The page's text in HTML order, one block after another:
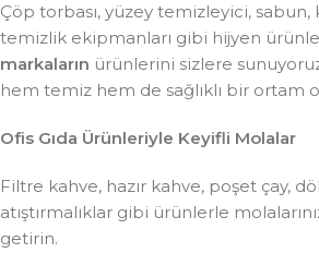
Çöp torbası, yüzey temizleyici, sabun,
temizlik ekipmanları gibi hijyen
markaların ürünlerini sizlere
hem temiz hem de sağlıklı bir ortam
Ofis Gıda Ürünleriyle Keyifli Molalar
Filtre kahve, hazır kahve, poşet çay,
atıştırmalıklar gibi ürünlerle
getirin.